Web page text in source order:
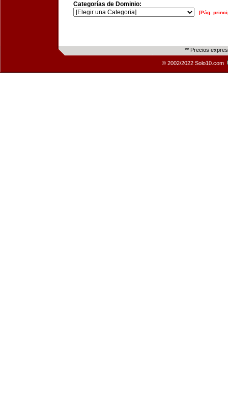
Categorías de Dominio:
[Pág.
** Precios
© 2002/2022 Solo10.com